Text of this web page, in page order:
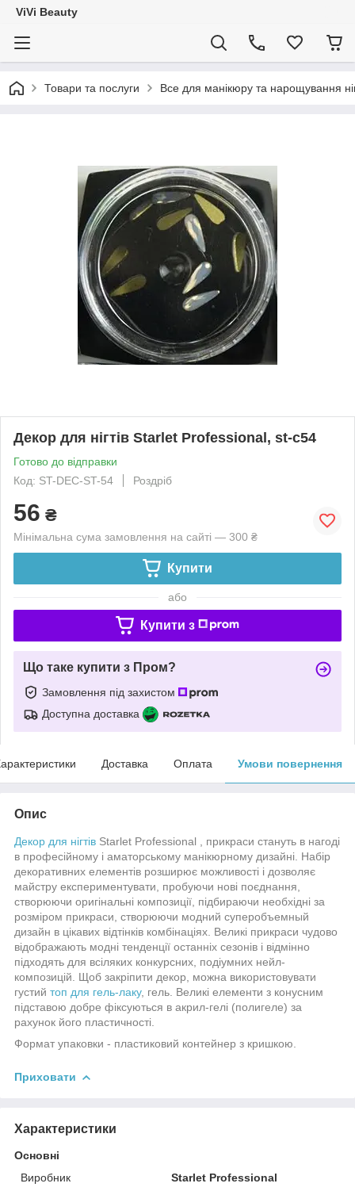
ViVi Beauty
Товари та послуги Все для манікюру та нарощування
Декор для нігтів Starlet Professional, st-c54
Готово до відправки
Код: ST-DEC-ST-54
Роздріб
56 ₴
Мінімальна сума замовлення на сайті — 300 ₴
Купити
або
Купити з
Що таке купити з Пром?
Замовлення під захистом
Доступна доставка
Доставка Оплата Умови повернення
Опис
Декор для нігтів Starlet Professional , прикраси стануть в нагоді
в професійному і аматорському манікюрному дизайні. Набір
декоративних елементів розширює можливості і дозволяє
майстру експериментувати, пробуючи нові поєднання,
створюючи оригінальні композиції, підбираючи необхідні за
розміром прикраси, створюючи модний суперобъемный
дизайн в цікавих відтінків комбінаціях. Великі прикраси чудово
відображають модні тенденції останніх сезонів і відмінно
підходять для всіляких конкурсних, подіумних нейл-
композицій. Щоб закріпити декор, можна використовувати
густий топ для гель-лаку, гель. Великі елементи з конусним
підставою добре фіксуються в акрил-гелі (полигеле) за
рахунок його пластичності.
Формат упаковки - пластиковий контейнер з кришкою.
Приховати
Характеристики
Основні
Виробник
Starlet Professional